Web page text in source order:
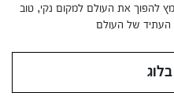
להפוך את העולם למקום נקי, טוב
העתיד של העולם